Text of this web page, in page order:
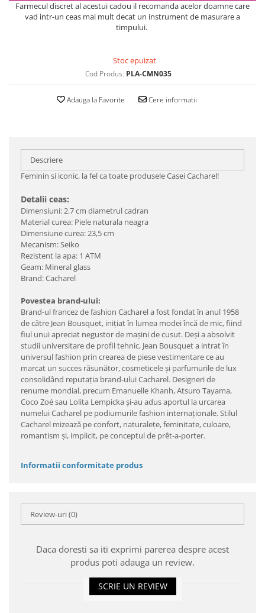
Farmecul discret al acestui cadou il recomanda acelor doamne care
vad intr-un ceas mai mult decat un instrument de masurare a
timpului.
Stoc epuizat
Cod Produs: PLA-CMN035
Adauga la Favorite Cere informatii
Descriere
Feminin si iconic, la fel ca toate produsele Casei Cacharel!
Detalii ceas:
Dimensiuni: 2.7 cm diametrul cadran
Material curea: Piele naturala neagra
Dimensiune curea: 23,5 cm
Mecanism: Seiko
Rezistent la apa: 1 ATM
Geam: Mineral glass
Brand: Cacharel
Povestea brand-ului:
Brand-ul francez de fashion Cacharel a fost fondat în anul 1958
de către Jean Bousquet, iniţiat în lumea modei încă de mic, fiind
fiul unui apreciat negustor de maşini de cusut. Deşi a absolvit
studii universitare de profil tehnic, Jean Bousquet a intrat în
universul fashion prin crearea de piese vestimentare ce au
marcat un succes răsunător, cosmeticele şi parfumurile de lux
consolidând reputaţia brand-ului Cacharel. Designeri de
renume mondial, precum Emanuelle Khanh, Atsuro Tayama,
Coco Zoé sau Lolita Lempicka şi-au adus aportul la urcarea
numelui Cacharel pe podiumurile fashion internaţionale. Stilul
Cacharel mizează pe confort, naturaleţe, feminitate, culoare,
romantism şi, implicit, pe conceptul de prêt-a-porter.
Informatii conformitate produs
Review-uri(0)
Daca doresti sa iti exprimi parerea despre acest
produs poti adauga un review.
SCRIE UN REVIEW